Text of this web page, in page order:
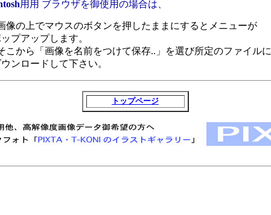
用用 ブラウザを御使用の場合は、
画像の上でマウスのボタンを押したままにするとメニューが
ポップアップします。
そこから「画像を名前をつけて保存..」を選び所定のファイルに
ダウンロードして下さい。
トップページ